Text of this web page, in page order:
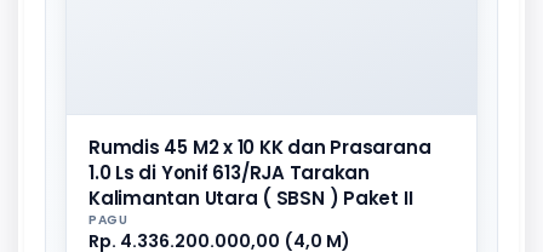
Rumdis 45 M2 x 10 KK dan Prasarana
1.0 Ls di Yonif 613/RJA Tarakan
Kalimantan Utara ( SBSN ) Paket II
PAGU
Rp. 4.336.200.000,00 (4,0 M)